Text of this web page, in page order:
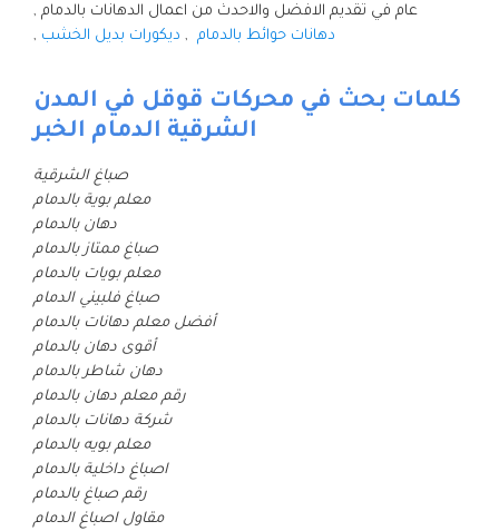
عام في تقديم الافضل والاحدث من اعمال الدهانات بالدمام ,
دهانات حوائط بالدمام , ديكورات بديل الخشب ,
كلمات بحث في محركات قوقل في المدن
الشرقية الدمام الخبر
صباغ الشرقية
معلم بوية بالدمام
دهان بالدمام
صباغ ممتاز بالدمام
معلم بويات بالدمام
صباغ فلبيني الدمام
أفضل معلم دهانات بالدمام
أقوى دهان بالدمام
دهان شاطر بالدمام
رقم معلم دهان بالدمام
شركة دهانات بالدمام
معلم بويه بالدمام
اصباغ داخلية بالدمام
رقم صباغ بالدمام
مقاول اصباغ الدمام